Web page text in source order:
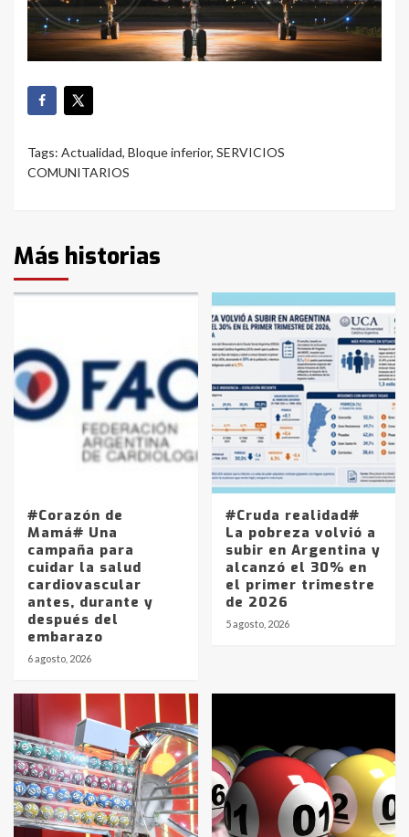
Tags: Actualidad, Bloque inferior, SERVICIOS
COMUNITARIOS
Más historias
#Corazón de
Mamá# Una
campaña para
cuidar la salud
cardiovascular
antes, durante y
después del
embarazo
6 agosto, 2026
#Cruda realidad#
La pobreza volvió a
subir en Argentina y
alcanzó el 30% en
el primer trimestre
de 2026
5 agosto, 2026